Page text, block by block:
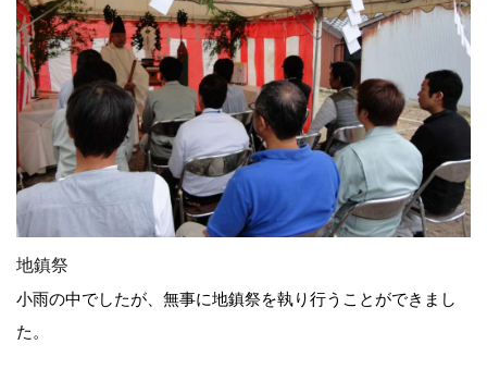
地鎮祭
小雨の中でしたが、無事に地鎮祭を執り行うことができまし
た。